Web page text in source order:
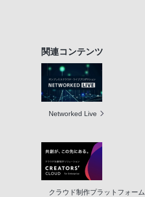
関連コンテンツ
Networked Live
クラウド制作プラットフォーム